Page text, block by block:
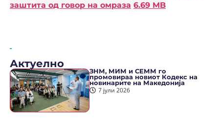
заштита од говор на омраза 6.69 MB
Актуелно
ЗНМ, МИМ и СЕММ го
промовираа новиот Кодекс на
новинарите на Македонија
7 јули 2026